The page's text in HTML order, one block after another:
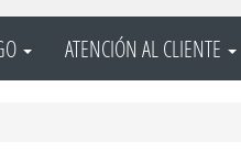
ATENCIÓN AL CLIENTE